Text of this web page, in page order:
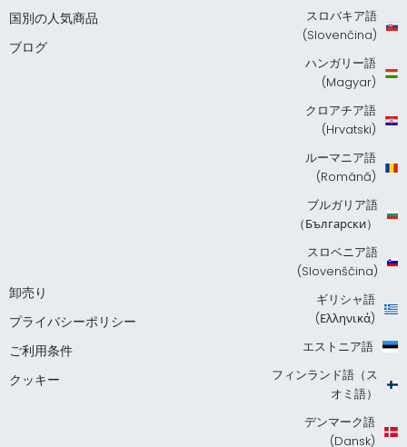
国別の人気商品
ブログ
卸売り
プライバシーポリシー
ご利用条件
クッキー
スロバキア語
(Slovenčina)
ハンガリー語
(Magyar)
クロアチア語
(Hrvatski)
ルーマニア語
(Română)
ブルガリア語
（Български）
スロベニア語
(Slovenščina)
ギリシャ語
(Ελληνικά)
エストニア語
フィンランド語（ス
オミ語）
デンマーク語
(Dansk)